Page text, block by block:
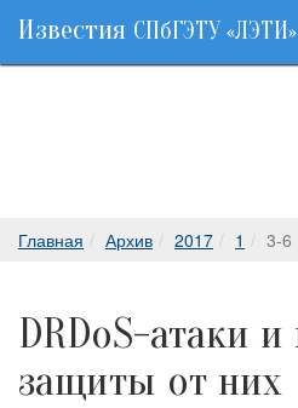
Известия СПбГЭТУ «ЛЭТИ»
Главная Архив 2017 1 3-6
DRDoS-атаки
защиты от них